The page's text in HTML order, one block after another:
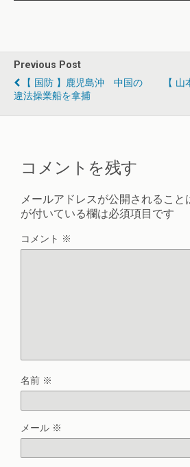
Previous Post
【 国防 】鹿児島沖 中国の
違法操業船を拿捕
【
コメントを残す
メールアドレスが公開されること
が付いている欄は必須項目です
コメント ※
名前 ※
メール ※